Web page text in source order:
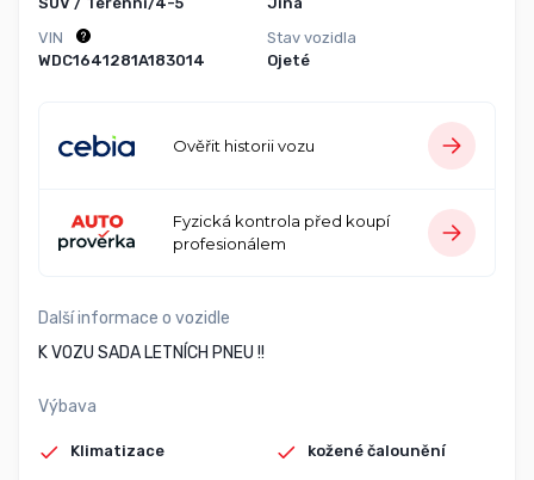
VIN
WDC1641281A183014
Stav vozidla
Ojeté
Ověřit historii vozu
Fyzická kontrola před koupí
profesionálem
Další informace o vozidle
K VOZU SADA LETNÍCH PNEU !!
Výbava
Klimatizace kožené čalounění